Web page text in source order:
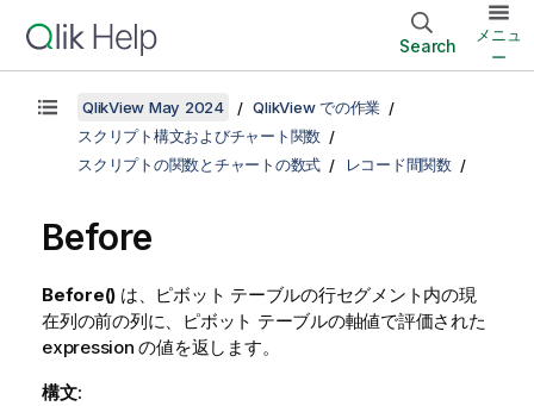
Search
メニュ
ー
QlikView May 2024
QlikView での作業
スクリプト構文およびチャート関数
スクリプトの関数とチャートの数式
レコード間関数
Before
Before() は、ピボット テーブルの行セグメント内の現
在列の前の列に、ピボット テーブルの軸値で評価された
expression の値を返します。
構文: